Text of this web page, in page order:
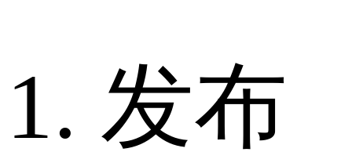
1. 发布